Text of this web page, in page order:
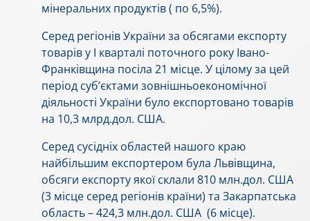
мінеральних продуктів ( по 6,5%).
Серед регіонів України за обсягами експорту
товарів у I кварталі поточного року Івано-
Франківщина посіла 21 місце. У цілому за цей
період суб’єктами зовнішньоекономічної
діяльності України було експортовано товарів
на 10,3 млрд.дол. США.
Серед сусідніх областей нашого краю
найбільшим експортером була Львівщина,
обсяги експорту якої склали 810 млн.дол. США
(3 місце серед регіонів країни) та Закарпатська
область – 424,3 млн.дол. США (6 місце).